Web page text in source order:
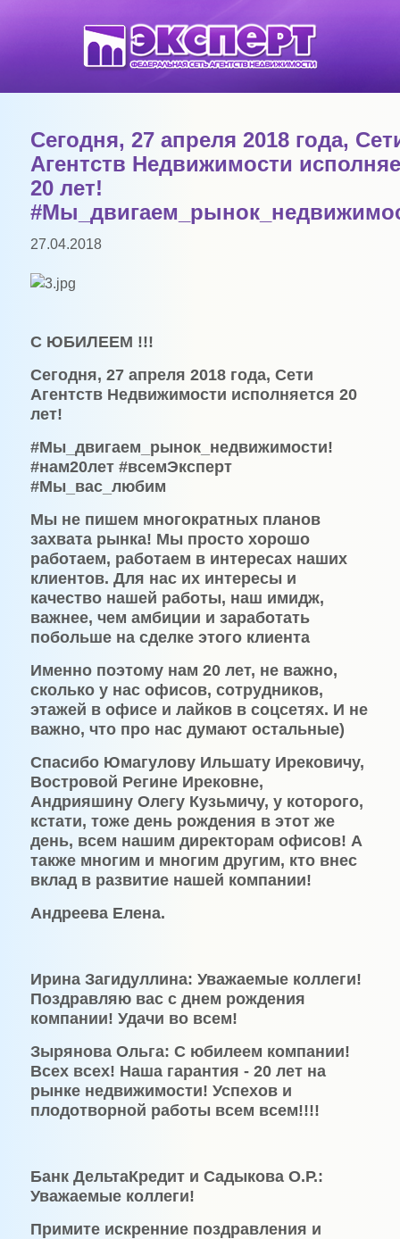
Сегодня, 27 апреля 2018 года,
Агентств Недвижимости
20 лет!
27.04.2018
С ЮБИЛЕЕМ !!!
Сегодня, 27 апреля 2018 года, Сети
Агентств Недвижимости исполняется 20
лет!
#Мы_двигаем_рынок_недвижимости!
#нам20лет #всемЭксперт
#Мы_вас_любим
Мы не пишем многократных планов
захвата рынка! Мы просто хорошо
работаем, работаем в интересах наших
клиентов. Для нас их интересы и
качество нашей работы, наш имидж,
важнее, чем амбиции и заработать
побольше на сделке этого клиента
Именно поэтому нам 20 лет, не важно,
сколько у нас офисов, сотрудников,
этажей в офисе и лайков в соцсетях. И не
важно, что про нас думают остальные)
Спасибо Юмагулову Ильшату Ирековичу,
Востровой Регине Ирековне,
Андрияшину Олегу Кузьмичу, у которого,
кстати, тоже день рождения в этот же
день, всем нашим директорам офисов! А
также многим и многим другим, кто внес
вклад в развитие нашей компании!
Андреева Елена.
Ирина Загидуллина: Уважаемые коллеги!
Поздравляю вас с днем рождения
компании! Удачи во всем!
Зырянова Ольга: С юбилеем компании!
Всех всех! Наша гарантия - 20 лет на
рынке недвижимости! Успехов и
плодотворной работы всем всем!!!!
Банк ДельтаКредит и Садыкова О.Р.:
Уважаемые коллеги!
Примите искренние поздравления и